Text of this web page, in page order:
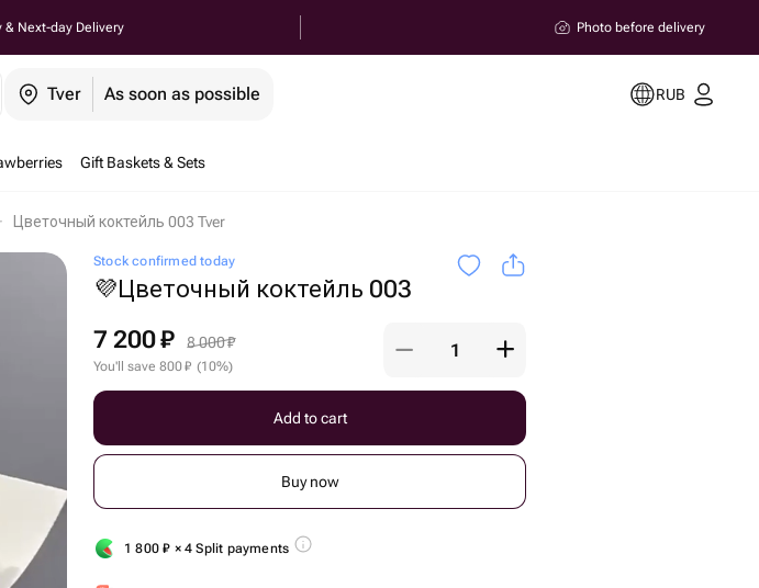
& Next-day Delivery Photo before delivery
Tver As soon as possible RUB
Gift Baskets & Sets
Цветочный коктейль 003 Tver
Stock confirmed today
💜Цветочный коктейль 003
7 200₽ 8 000₽
You'll save 800₽ (10%)
Add to cart
Buy now
1 800₽ × 4 Split payments